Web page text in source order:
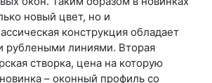
новый цвет, но и
конструкция обладает
рублеными линиями. Вторая
створка, цена на которую
– оконный профиль со